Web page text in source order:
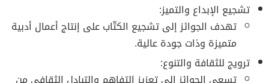
تشجيع الإبداع والتميز:
تهدف الجوائز إلى تشجيع الكتّاب على إنتاج أعمال أدبية
متميزة وذات جودة عالية.
ترويج للثقافة والتنوع: